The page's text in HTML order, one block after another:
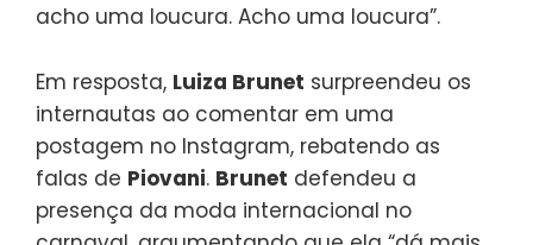
acho uma loucura. Acho uma loucura”.
Em resposta, Luiza Brunet surpreendeu os
internautas ao comentar em uma
postagem no Instagram, rebatendo as
falas de Piovani. Brunet defendeu a
presença da moda internacional no